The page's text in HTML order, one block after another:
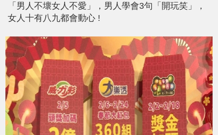
「男人不壞女人不愛」，男人學會3句「開玩笑」，
女人十有八九都會動心 !